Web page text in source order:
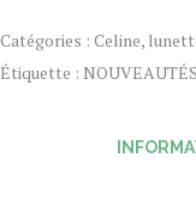
Catégories : Celine,
Étiquette :